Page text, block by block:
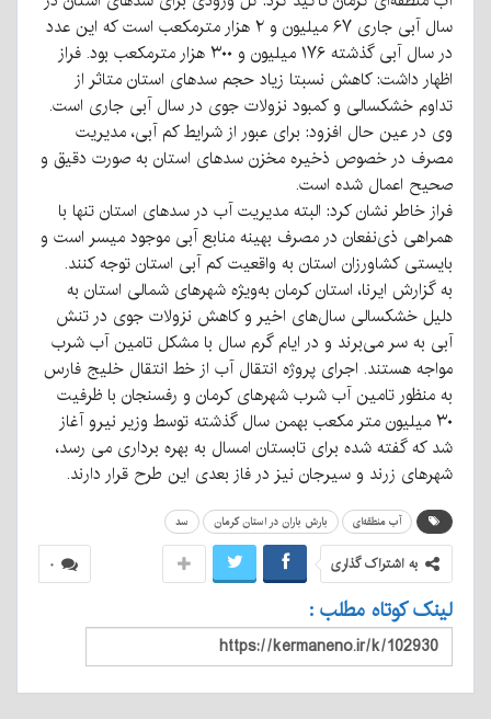
سال آبی جاری ۶۷ میلیون و ۲ هزار مترمکعب است که این عدد
در سال آبی گذشته ۱۷۶ میلیون و ۳۰۰ هزار مترمکعب بود. فراز
اظهار داشت: کاهش نسبتا زیاد حجم سدهای استان متاثر از
تداوم خشکسالی و کمبود نزولات جوی در سال آبی جاری است.
وی در عین حال افزود: برای عبور از شرایط کم آبی، مدیریت
مصرف در خصوص ذخیره مخزن سدهای استان به صورت دقیق و
صحیح اعمال شده است.
فراز خاطر نشان کرد: البته مدیریت آب در سدهای استان تنها با
همراهی ذی‌نفعان در مصرف بهینه منابع آبی موجود میسر است و
بایستی کشاورزان استان به واقعیت کم آبی استان توجه کنند.
به گزارش ایرنا، استان کرمان به‌ویژه شهرهای شمالی استان به
دلیل خشکسالی سال‌های اخیر و کاهش نزولات جوی در تنش
آبی به سر می‌برند و در ایام گرم سال با مشکل تامین آب شرب
مواجه هستند. اجرای پروژه انتقال آب از خط انتقال خلیج فارس
به منظور تامین آب شرب شهرهای کرمان و رفسنجان با ظرفیت
۳۰ میلیون متر مکعب بهمن سال گذشته توسط وزیر نیرو آغاز
شد که گفته شده برای تابستان امسال به بهره برداری می رسد،
شهرهای زرند و سیرجان نیز در فاز بعدی این طرح قرار دارند.
آب منطقه‌ای بارش باران در استان کرمان سد
۰ به اشتراک گذاری
لینک کوتاه مطلب :